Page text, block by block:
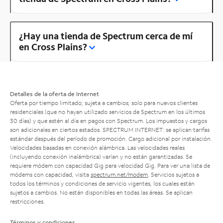
¿Hay una tienda de Spectrum cerca de mí
en Cross Plains?
Detalles de la oferta de Internet
Oferta por tiempo limitado; sujeta a cambios; solo para nuevos clientes
residenciales (que no hayan utilizado servicios de Spectrum en los últimos
30 días) y que estén al día en pagos con Spectrum. Los impuestos y cargos
son adicionales en ciertos estados. SPECTRUM INTERNET: se aplican tarifas
estándar después del período de promoción. Cargo adicional por instalación.
Velocidades basadas en conexión alámbrica. Las velocidades reales
(incluyendo conexión inalámbrica) varían y no están garantizadas. Se
requiere módem con capacidad Gig para velocidad Gig. Para ver una lista de
módems con capacidad, visita spectrum.net/modem . Servicios sujetos a
todos los términos y condiciones de servicio vigentes, los cuales están
sujetos a cambios. No están disponibles en todas las áreas. Se aplican
restricciones.